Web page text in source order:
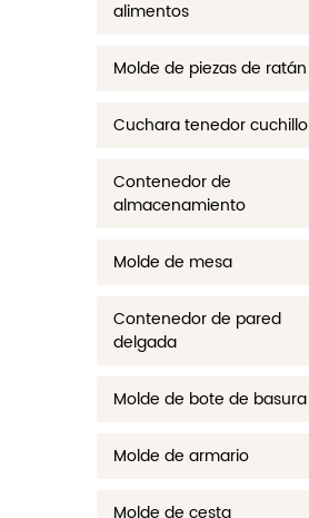
alimentos
Molde de piezas de ratán
Cuchara tenedor cuchillo
Contenedor de
almacenamiento
Molde de mesa
Contenedor de pared
delgada
Molde de bote de basura
Molde de armario